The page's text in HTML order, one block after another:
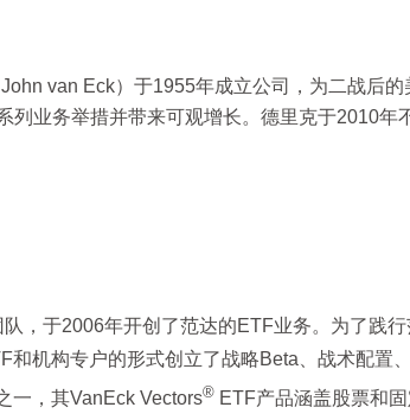
van Eck）于1955年成立公司，为二战后
业务举措并带来可观增长。德里克于2010年
，于2006年开创了范达的ETF业务。为了践行
机构专户的形式创立了战略Beta、战术配置
一，其VanEck Vectors® ETF产品涵盖股票和